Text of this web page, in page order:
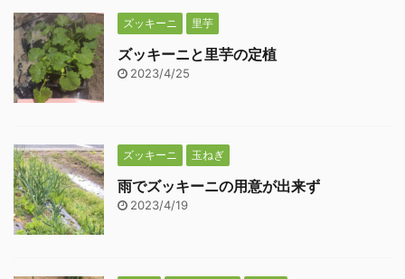
ズッキーニ 里芋
ズッキーニと里芋の定植
2023/4/25
ズッキーニ 玉ねぎ
雨でズッキーニの用意が出来ず
2023/4/19